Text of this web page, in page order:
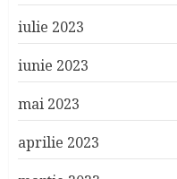
iulie 2023
iunie 2023
mai 2023
aprilie 2023